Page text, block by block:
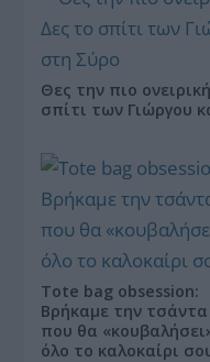
Θες την πιο
σπίτι των Γιώργου
Tote bag obsession:
Βρήκαμε την τσάντα
που θα
όλο το καλοκαίρι